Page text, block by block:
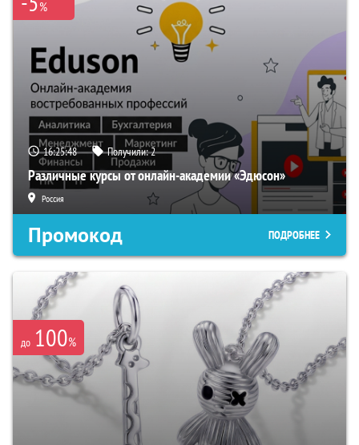
%
16:25:48 Получили:2
Различные курсы от онлайн-академии «Эдюсон»
Россия
Промокод ПОДРОБНЕЕ
до 100%